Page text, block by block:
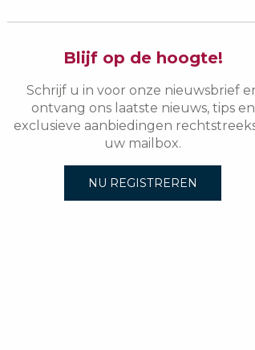
Blijf op de hoogte!
Schrijf u in voor onze nieuwsbrief
ontvang ons laatste nieuws, tips en
exclusieve aanbiedingen
uw mailbox.
NU REGISTREREN